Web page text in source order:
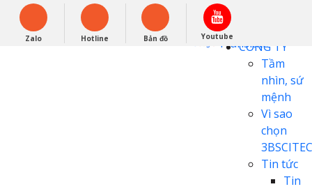
Powered by
Translate
English
0948279988
CÔNG TY
Tầm
nhìn, sứ
mệnh
Vì sao
chọn
Tin tức
Tin
Zalo Hotline Bản đồ Youtube